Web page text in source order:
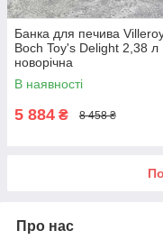
Банка для печива
Boch Toy's Delight 2,38 л
новорічна
В наявності
5 884 ₴ 8 458 ₴
Про нас